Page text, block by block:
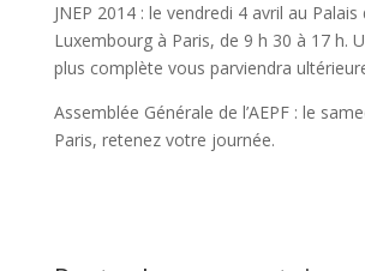
JNEP 2014 : le vendredi 4 avril au Palais
Luxembourg à Paris, de 9 h 30 à 17 h.
plus complète vous parviendra
Assemblée Générale de l’AEPF : le
Paris, retenez votre journée.